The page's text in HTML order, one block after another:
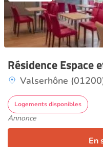
Résidence Espace
Valserhône
Logements disponibles
Annonce
En